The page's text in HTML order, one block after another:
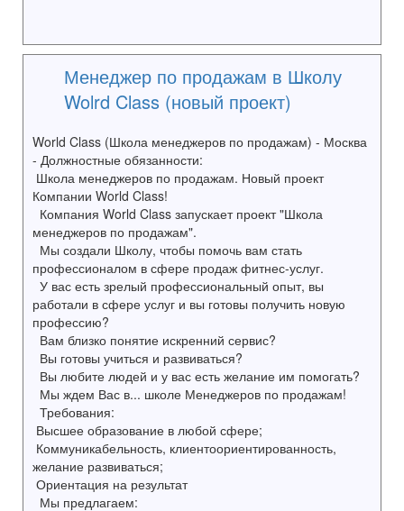
Менеджер по продажам в Школу
Wolrd Class (новый проект)
World Class (Школа менеджеров по продажам) - Москва
- Должностные обязанности:
Школа менеджеров по продажам. Новый проект
Компании World Class!
Компания World Class запускает проект "Школа
менеджеров по продажам".
Мы создали Школу, чтобы помочь вам стать
профессионалом в сфере продаж фитнес-услуг.
У вас есть зрелый профессиональный опыт, вы
работали в сфере услуг и вы готовы получить новую
профессию?
Вам близко понятие искренний сервис?
Вы готовы учиться и развиваться?
Вы любите людей и у вас есть желание им помогать?
Мы ждем Вас в... школе Менеджеров по продажам!
Требования:
Высшее образование в любой сфере;
Коммуникабельность, клиентоориентированность,
желание развиваться;
Ориентация на результат
Мы предлагаем: